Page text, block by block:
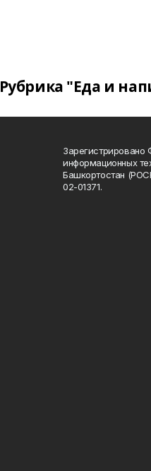
Рубрика "Еда и
Зарегистрировано
информационных
Башкортостан
02-01371.